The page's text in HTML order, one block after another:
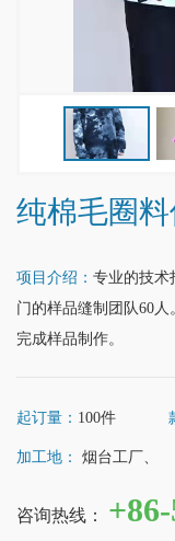
纯棉毛圈
项目介绍： 专业的技术
门的样品缝制团队60
完成样品制作。
起订量： 100件
加工地： 烟台工厂、
咨询热线：